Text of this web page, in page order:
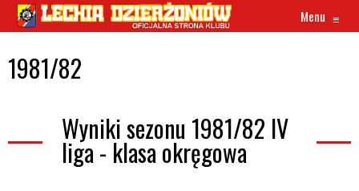
Menu ≡
1981/82
Wyniki sezonu 1981/82 IV
liga - klasa okręgowa